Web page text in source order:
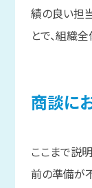
績の良い担
とで、組織
商談に
ここまで説
前の準備が